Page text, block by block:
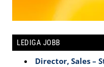
LEDIGA JOBB
Director, Sales –